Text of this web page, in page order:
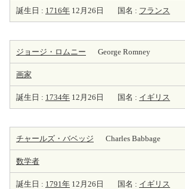
誕生日 : 1716年 12月26日 国名 : フランス
ジョージ・ロムニー George Romney
画家
誕生日 : 1734年 12月26日 国名 : イギリス
チャールズ・バベッジ Charles Babbage
数学者
誕生日 : 1791年 12月26日 国名 : イギリス